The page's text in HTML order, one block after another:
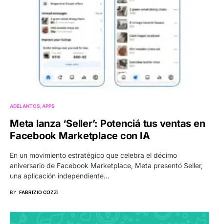
ADELANTOS APPS
Meta lanza ‘Seller’: Potenciá tus ventas en
Facebook Marketplace con IA
En un movimiento estratégico que celebra el décimo
aniversario de Facebook Marketplace, Meta presentó Seller,
una aplicación independiente…
BY FABRIZIO COZZI